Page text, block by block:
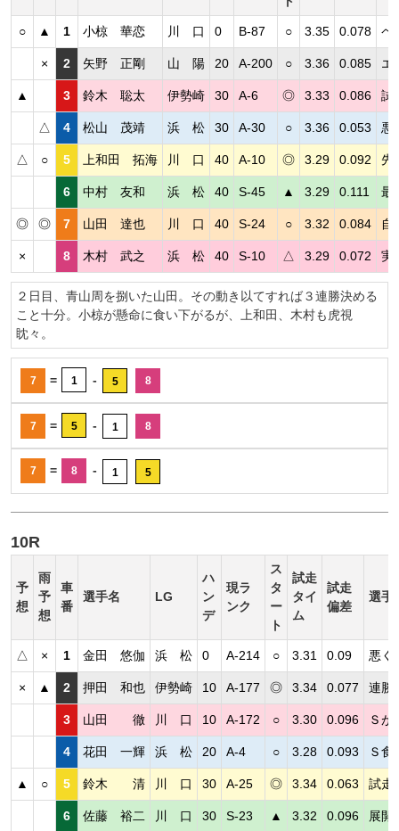
○ ▲ 1 小椋 華恋 川 口 0 B-87 ○ 3.35 0.078 ペ
× 2 矢野 正剛 山 陽 20 A-200 ○ 3.36 0.085 エ
▲ 3 鈴木 聡太 伊勢崎 30 A-6 ◎ 3.33 0.086 試
△ 4 松山 茂靖 浜 松 30 A-30 ○ 3.36 0.053 悪
△ ○ 5 上和田 拓海 川 口 40 A-10 ◎ 3.29 0.092 先
6 中村 友和 浜 松 40 S-45 ▲ 3.29 0.111 最
◎ ◎ 7 山田 達也 川 口 40 S-24 ○ 3.32 0.084 自
× 8 木村 武之 浜 松 40 S-10 △ 3.29 0.072 実
２日目、青山周を捌いた山田。その動き以てすれば３連勝決める
こと十分。小椋が懸命に食い下がるが、上和田、木村も虎視
眈々。
7 = 1 - 5 8
7 = 5 - 1 8
7 = 8 - 1 5
10R
予
想
雨
予
想
車
番
選手名 LG
ハ
ン
デ
現ラ
ンク
ス
タ
ー
ト
試走
タイ
ム
試走
偏差
選手
△ × 1 金田 悠伽 浜 松 0 A-214 ○ 3.31 0.09 悪く
× ▲ 2 押田 和也 伊勢崎 10 A-177 ◎ 3.34 0.077 連勝
3 山田 徹 川 口 10 A-172 ○ 3.30 0.096 Ｓが
4 花田 一輝 浜 松 20 A-4 ○ 3.28 0.093 Ｓ食
▲ ○ 5 鈴木 清 川 口 30 A-25 ◎ 3.34 0.063 試走
6 佐藤 裕二 川 口 30 S-23 ▲ 3.32 0.096 展開